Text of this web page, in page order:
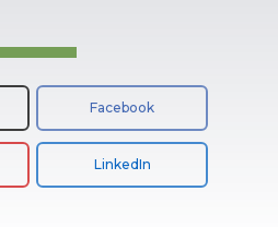
Facebook
LinkedIn